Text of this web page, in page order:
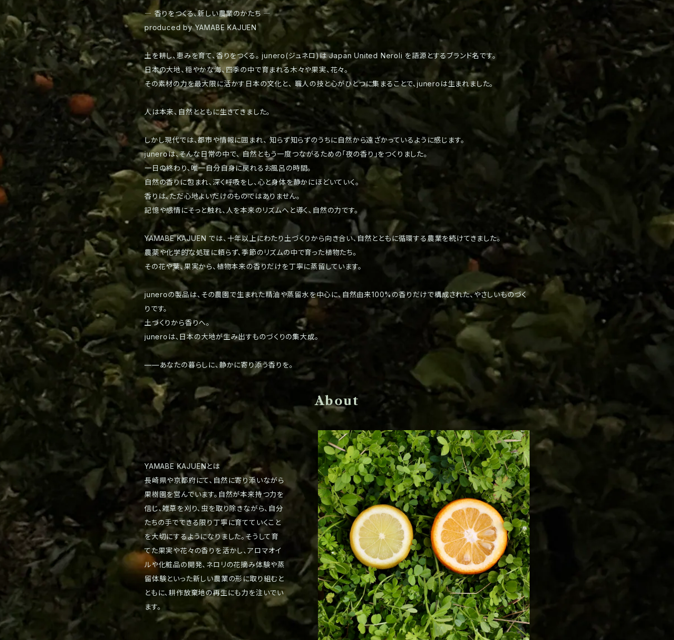
― 香りをつくる、新しい農業のかたち ―
produced by YAMABE KAJUEN
土を耕し、恵みを育て、香りをつくる。 junero(ジュネロ)は Japan United Neroli を語源とするブランド名です。
日本の大地、穏やかな海、四季の中で育まれる木々や果実、花々。
その素材の力を最大限に活かす日本の文化と、 職人の技と心がひとつに集まることで、juneroは生まれました。
人は本来、自然とともに生きてきました。
しかし現代では、都市や情報に囲まれ、 知らず知らずのうちに自然から遠ざかっているように感じます。
juneroは、そんな日常の中で、 自然ともう一度つながるための「夜の香り」をつくりました。
一日の終わり、唯一自分自身に戻れるお風呂の時間。
自然の香りに包まれ、深く呼吸をし、心と身体を静かにほどいていく。
香りは、ただ心地よいだけのものではありません。
記憶や感情にそっと触れ、人を本来のリズムへと導く、自然の力です。
YAMABE KAJUEN では、十年以上にわたり土づくりから向き合い、自然とともに循環する農業を続けてきました。
農薬や化学的な処理に頼らず、季節のリズムの中で育った植物たち。
その花や葉、果実から、植物本来の香りだけを丁寧に蒸留しています。
juneroの製品は、その農園で生まれた精油や蒸留水を中心に、自然由来100%の香りだけで構成された、やさしいものづく
りです。
土づくりから香りへ。
juneroは、日本の大地が生み出すものづくりの集大成。
——あなたの暮らしに、静かに寄り添う香りを。
About
YAMABE KAJUENとは
長崎県や京都府にて、自然に寄り添いながら
果樹園を営んでいます。自然が本来持つ力を
信じ、雑草を刈り、虫を取り除きながら、自分
たちの手でできる限り丁寧に育てていくこと
を大切にするようになりました。そうして育
てた果実や花々の香りを活かし、アロマオイ
ルや化粧品の開発、ネロリの花摘み体験や蒸
留体験といった新しい農業の形に取り組むと
ともに、耕作放棄地の再生にも力を注いでい
ます。